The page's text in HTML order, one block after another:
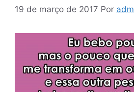
19 de março de 2017 Por